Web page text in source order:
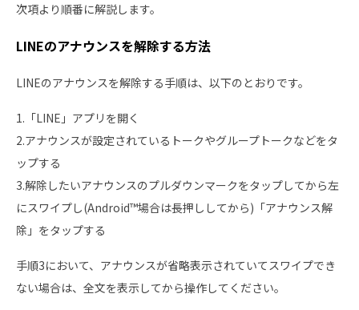
次項より順番に解説します。
LINEのアナウンスを解除する方法
LINEのアナウンスを解除する手順は、以下のとおりです。
1.「LINE」アプリを開く
2.アナウンスが設定されているトークやグループトークなどをタ
ップする
3.解除したいアナウンスのプルダウンマークをタップしてから左
にスワイプし(Android™場合は長押ししてから)「アナウンス解
除」をタップする
手順3において、アナウンスが省略表示されていてスワイプでき
ない場合は、全文を表示してから操作してください。